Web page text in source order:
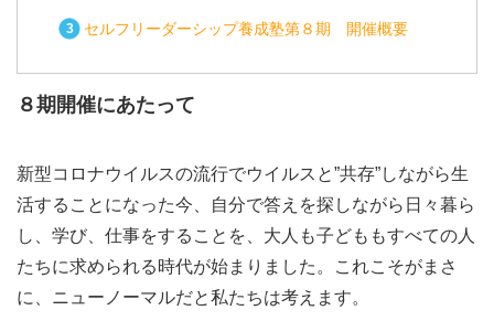
セルフリーダーシップ養成塾第８期 開催概要
８期開催にあたって
新型コロナウイルスの流行でウイルスと”共存”しながら生
活することになった今、自分で答えを探しながら日々暮ら
し、学び、仕事をすることを、大人も子どももすべての人
たちに求められる時代が始まりました。これこそがまさ
に、ニューノーマルだと私たちは考えます。